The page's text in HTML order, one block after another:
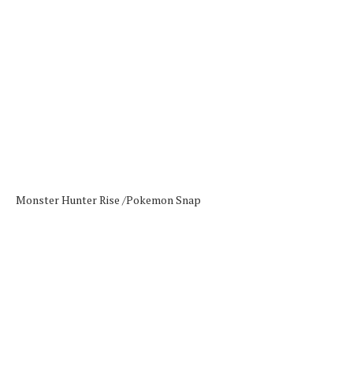
Monster Hunter Rise /Pokemon Snap